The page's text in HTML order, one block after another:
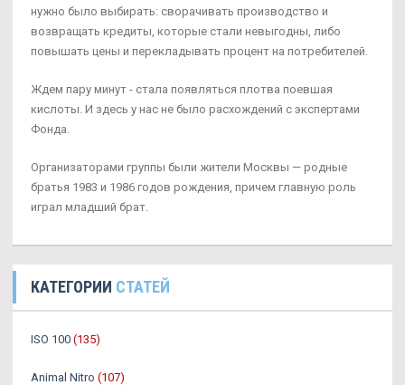
нужно было выбирать: сворачивать производство и
возвращать кредиты, которые стали невыгодны, либо
повышать цены и перекладывать процент на потребителей.
Ждем пару минут - стала появляться плотва поевшая
кислоты. И здесь у нас не было расхождений с экспертами
Фонда.
Организаторами группы были жители Москвы — родные
братья 1983 и 1986 годов рождения, причем главную роль
играл младший брат.
КАТЕГОРИИ СТАТЕЙ
ISO 100 (135)
Animal Nitro (107)